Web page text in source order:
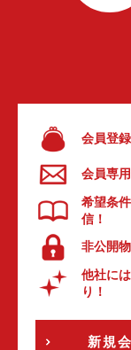
会員登
会員専
希望条
信！
非公開
他社に
り！
新規